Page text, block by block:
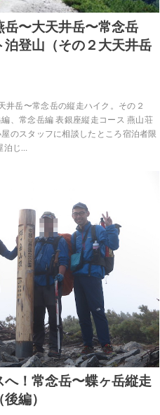
岳〜大天井岳〜常念岳
泊登山（その２大天井岳
井岳〜常念岳の縦走ハイク。その２
編、常念岳編 表銀座縦走コース 燕山荘
のスタッフに相談したところ宿泊者限
泊じ…
へ！常念岳〜蝶ヶ岳縦走
編）